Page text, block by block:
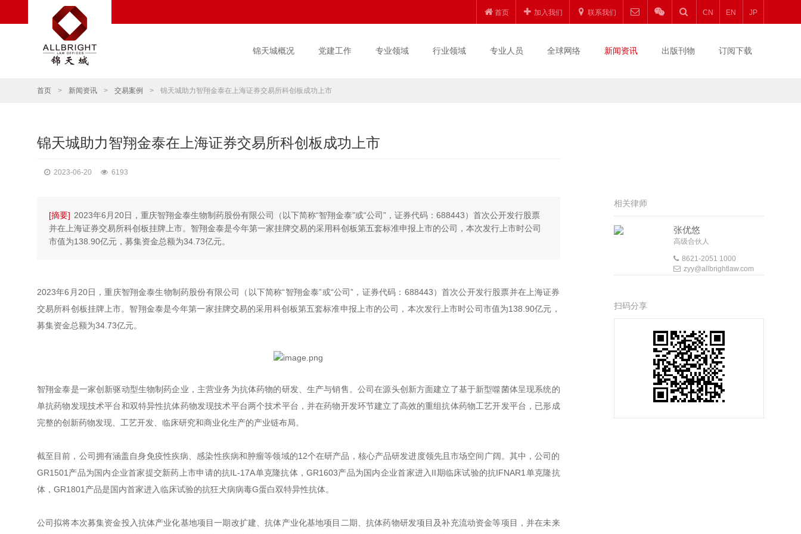
首页 加入我们 联系我们 CN EN JP
锦天城概况 党建工作 专业领域 行业领域 专业人员 全球网络 新闻资讯 出版刊物 订阅下载
首页 > 新闻资讯 > 交易案例 > 锦天城助力智翔金泰在上海证券交易所科创板成功上市
锦天城助力智翔金泰在上海证券交易所科创板成功上市
2023-06-20 6193
[摘要] 2023年6月20日，重庆智翔金泰生物制药股份有限公司（以下简称“智翔金泰”或“公司”，证券代码：688443）首次公开发行股票
并在上海证券交易所科创板挂牌上市。智翔金泰是今年第一家挂牌交易的采用科创板第五套标准申报上市的公司，本次发行上市时公司
市值为138.90亿元，募集资金总额为34.73亿元。
2023年6月20日，重庆智翔金泰生物制药股份有限公司（以下简称“智翔金泰”或“公司”，证券代码：688443）首次公开发行股票并在上海证券
交易所科创板挂牌上市。智翔金泰是今年第一家挂牌交易的采用科创板第五套标准申报上市的公司，本次发行上市时公司市值为138.90亿元，
募集资金总额为34.73亿元。
智翔金泰是一家创新驱动型生物制药企业，主营业务为抗体药物的研发、生产与销售。公司在源头创新方面建立了基于新型噬菌体呈现系统的
单抗药物发现技术平台和双特异性抗体药物发现技术平台两个技术平台，并在药物开发环节建立了高效的重组抗体药物工艺开发平台，已形成
完整的创新药物发现、工艺开发、临床研究和商业化生产的产业链布局。
截至目前，公司拥有涵盖自身免疫性疾病、感染性疾病和肿瘤等领域的12个在研产品，核心产品研发进度领先且市场空间广阔。其中，公司的
GR1501产品为国内企业首家提交新药上市申请的抗IL-17A单克隆抗体，GR1603产品为国内企业首家进入II期临床试验的抗IFNAR1单克隆抗
体，GR1801产品是国内首家进入临床试验的抗狂犬病病毒G蛋白双特异性抗体。
公司拟将本次募集资金投入抗体产业化基地项目一期改扩建、抗体产业化基地项目二期、抗体药物研发项目及补充流动资金等项目，并在未来
相关律师
张优悠
高级合伙人
8621-2051 1000
zyy@allbrightlaw.com
扫码分享